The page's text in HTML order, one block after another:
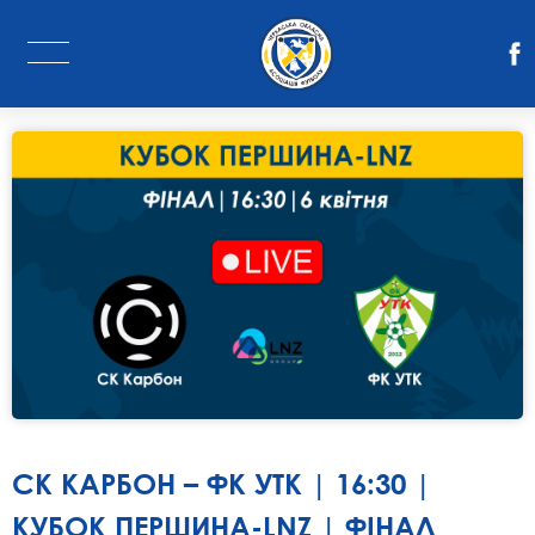
СК КАРБОН – ФК УТК | 16:30 |
КУБОК ПЕРШИНА-LNZ | ФІНАЛ